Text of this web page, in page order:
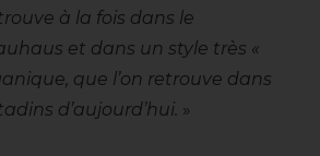
à la fois dans le
et dans un style très «
que l’on retrouve dans
d’aujourd’hui. »